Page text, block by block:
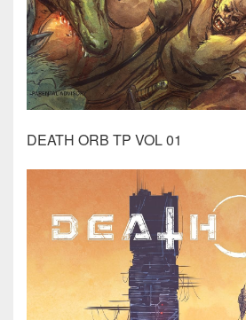
DEATH ORB TP VOL 01